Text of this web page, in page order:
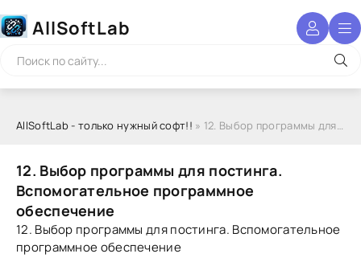
AllSoftLab
AllSoftLab - только нужный софт!! » 12. Выбор программы для постинга. Вспомогательное программное обеспечение
12. Выбор программы для постинга.
Вспомогательное программное
обеспечение
12. Выбор программы для постинга. Вспомогательное
программное обеспечение